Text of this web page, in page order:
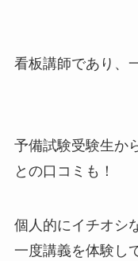
看板講師であり、
予備試験受験生か
との口コミも！
個人的にイチオシ
一度講義を体験し